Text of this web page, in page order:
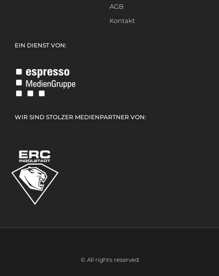
AGB
Kontakt
EIN DIENST VON:
WIR SIND STOLZER MEDIENPARTNER VON:
© All rights reserved